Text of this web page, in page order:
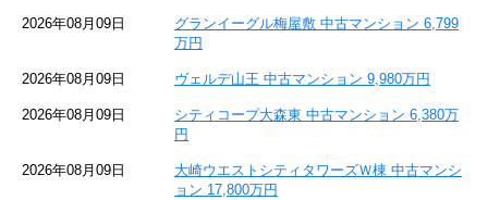
2026年08月09日
グランイーグル梅屋敷 中古マンション 6,799
万円
2026年08月09日 ヴェルデ山王 中古マンション 9,980万円
2026年08月09日
シティコープ大森東 中古マンション 6,380万
円
2026年08月09日
大崎ウエストシティタワーズＷ棟 中古マンシ
ョン 17,800万円